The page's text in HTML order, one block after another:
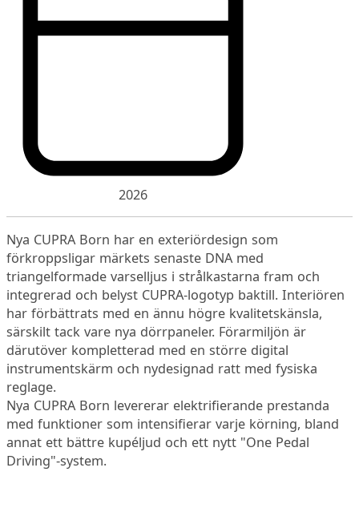
2026
Nya CUPRA Born har en exteriördesign som
förkroppsligar märkets senaste DNA med
triangelformade varselljus i strålkastarna fram och
integrerad och belyst CUPRA-logotyp baktill. Interiören
har förbättrats med en ännu högre kvalitetskänsla,
särskilt tack vare nya dörrpaneler. Förarmiljön är
därutöver kompletterad med en större digital
instrumentskärm och nydesignad ratt med fysiska
reglage.
Nya CUPRA Born levererar elektrifierande prestanda
med funktioner som intensifierar varje körning, bland
annat ett bättre kupéljud och ett nytt "One Pedal
Driving"-system.